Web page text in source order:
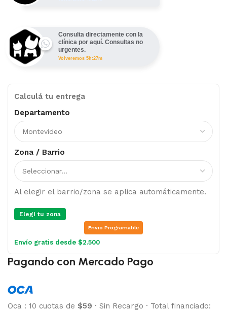
Consulta directamente con la
clínica por aquí. Consultas no
urgentes.
Volveremos 5h:27m
Calculá tu entrega
Departamento
Zona / Barrio
Al elegir el barrio/zona se aplica automáticamente.
Elegí tu zona
Envio Programable
Envío gratis desde $2.500
Pagando con Mercado Pago
Oca : 10 cuotas de $59 · Sin Recargo · Total financiado: